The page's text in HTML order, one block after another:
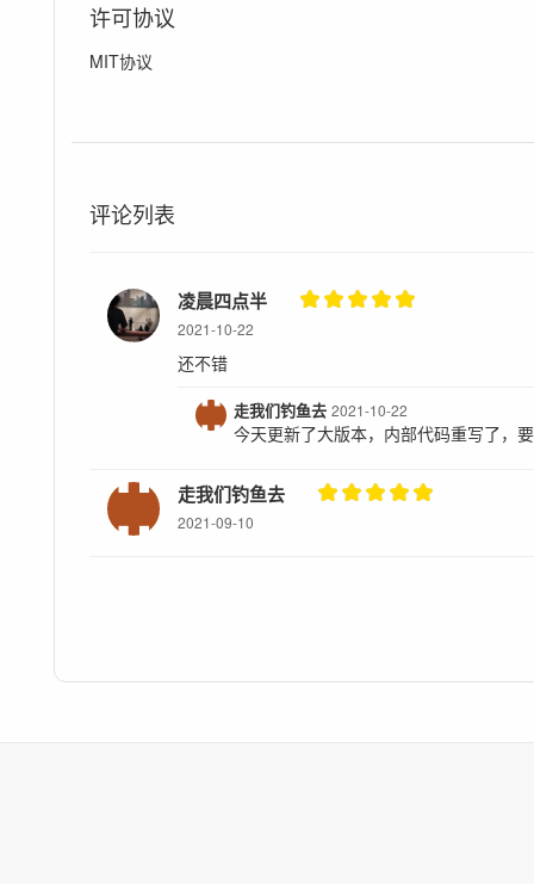
许可协议
MIT协议
评论列表
凌晨四点半
2021-10-22
还不错
走我们钓鱼去2021-10-22
今天更新了大版本，内部代码重写了，
走我们钓鱼去
2021-09-10